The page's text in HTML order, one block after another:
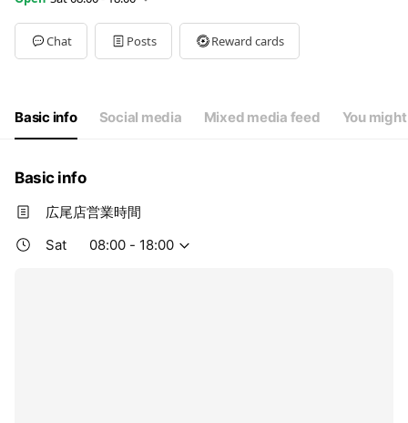
Sun08:00 - 18:00
Mon08:00 - 18:00
Tue
08:00 - 18:00
Sat08:00 - 18:00
Chat Posts Reward cards
Basic info Social media Mixed media feed You
Basic info
広尾店営業時間
Sat
08:00 - 18:00